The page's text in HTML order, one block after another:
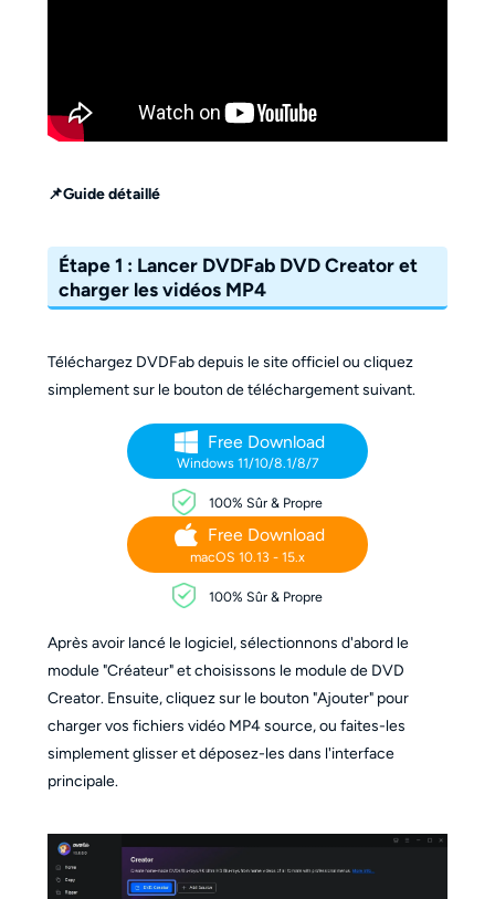
📌Guide détaillé
Étape 1 : Lancer DVDFab DVD Creator et
charger les vidéos MP4
Téléchargez DVDFab depuis le site officiel ou cliquez
simplement sur le bouton de téléchargement suivant.
Free Download
Windows 11/10/8.1/8/7
100% Sûr & Propre
Free Download
macOS 10.13 - 15.x
100% Sûr & Propre
Après avoir lancé le logiciel, sélectionnons d'abord le
module "Créateur" et choisissons le module de DVD
Creator. Ensuite, cliquez sur le bouton "Ajouter" pour
charger vos fichiers vidéo MP4 source, ou faites-les
simplement glisser et déposez-les dans l'interface
principale.